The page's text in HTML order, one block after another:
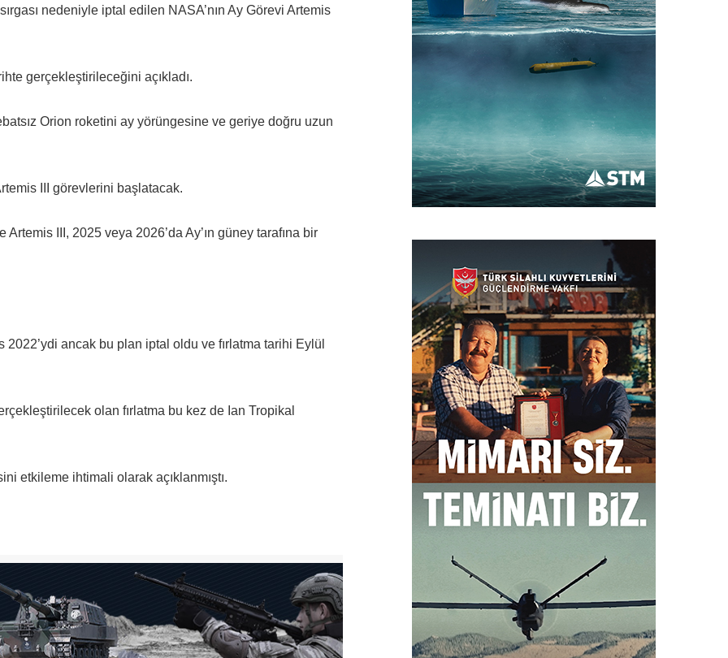
nedeniyle iptal edilen NASA’nın Ay Görevi Artemis
gerçekleştirileceğini açıkladı.
Orion roketini ay yörüngesine ve geriye doğru uzun
III görevlerini başlatacak.
III, 2025 veya 2026’da Ay’ın güney tarafına bir
ancak bu plan iptal oldu ve fırlatma tarihi Eylül
olan fırlatma bu kez de Ian Tropikal
etkileme ihtimali olarak açıklanmıştı.